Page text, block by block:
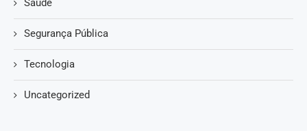
Saúde
Segurança Pública
Tecnologia
Uncategorized